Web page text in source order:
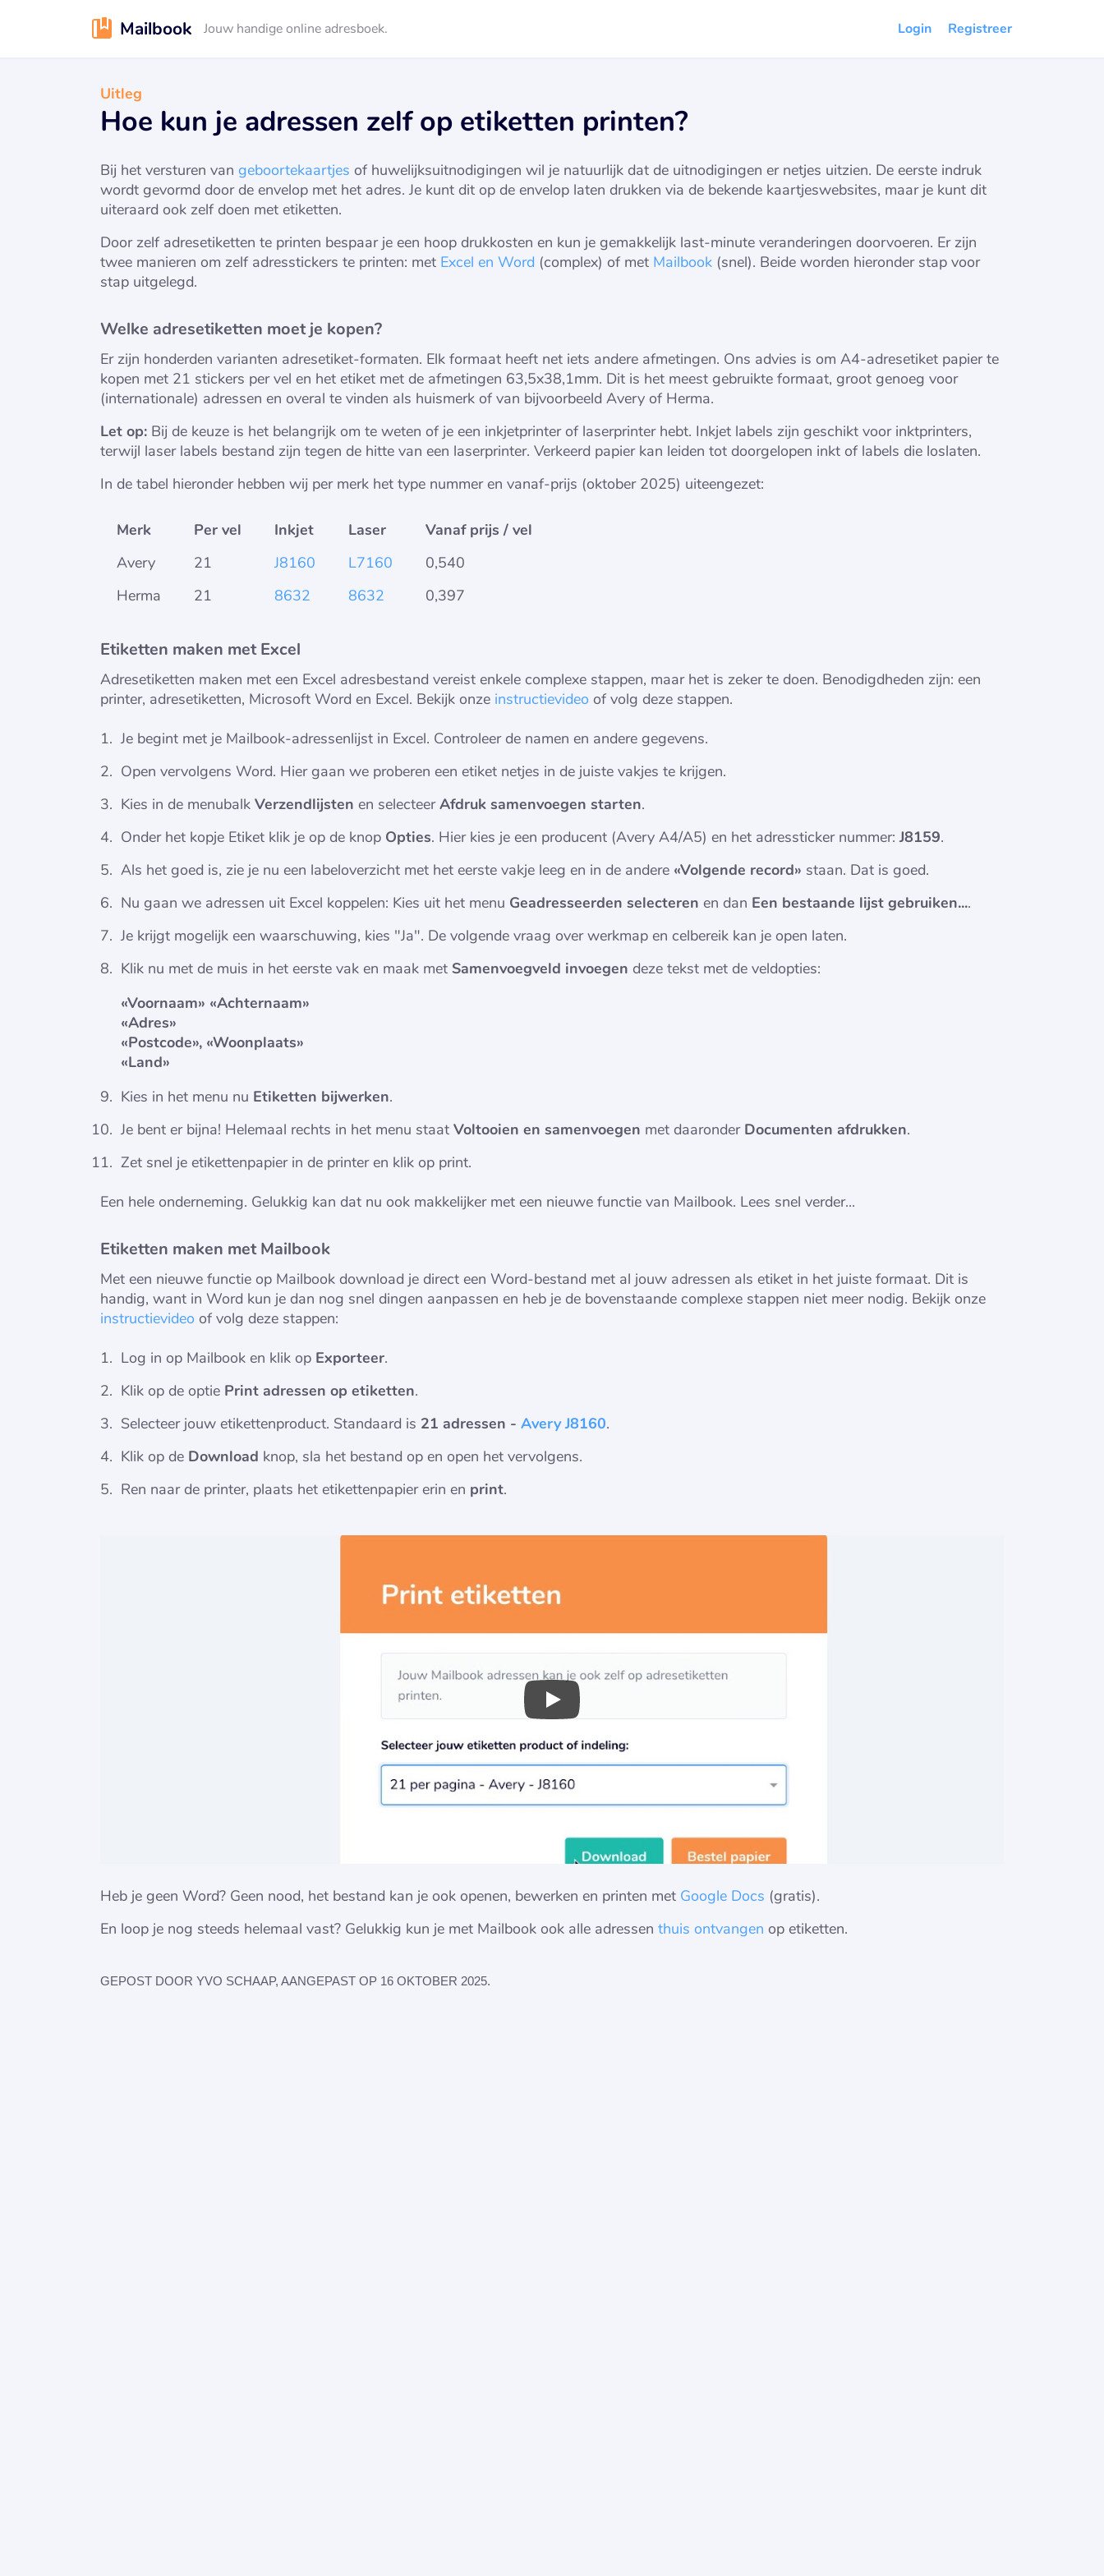
Mailbook Jouw handige online adresboek. Login Registreer
Uitleg
Hoe kun je adressen zelf op etiketten printen?
Bij het versturen van geboortekaartjes of huwelijksuitnodigingen wil je natuurlijk dat de uitnodigingen er netjes uitzien. De eerste indruk
wordt gevormd door de envelop met het adres. Je kunt dit op de envelop laten drukken via de bekende kaartjeswebsites, maar je kunt dit
uiteraard ook zelf doen met etiketten.
Door zelf adresetiketten te printen bespaar je een hoop drukkosten en kun je gemakkelijk last-minute veranderingen doorvoeren. Er zijn
twee manieren om zelf adresstickers te printen: met Excel en Word (complex) of met Mailbook (snel). Beide worden hieronder stap voor
stap uitgelegd.
Welke adresetiketten moet je kopen?
Er zijn honderden varianten adresetiket-formaten. Elk formaat heeft net iets andere afmetingen. Ons advies is om A4-adresetiket papier te
kopen met 21 stickers per vel en het etiket met de afmetingen 63,5x38,1mm. Dit is het meest gebruikte formaat, groot genoeg voor
(internationale) adressen en overal te vinden als huismerk of van bijvoorbeeld Avery of Herma.
Let op: Bij de keuze is het belangrijk om te weten of je een inkjetprinter of laserprinter hebt. Inkjet labels zijn geschikt voor inktprinters,
terwijl laser labels bestand zijn tegen de hitte van een laserprinter. Verkeerd papier kan leiden tot doorgelopen inkt of labels die loslaten.
In de tabel hieronder hebben wij per merk het type nummer en vanaf-prijs (oktober 2025) uiteengezet:
Merk Per vel Inkjet Laser
Vanaf prijs / vel
Avery
21 J8160 L7160
0,540
Herma
21 8632 8632 0,397
Etiketten maken met Excel
Adresetiketten maken met een Excel adresbestand vereist enkele complexe stappen, maar het is zeker te doen. Benodigdheden zijn: een
printer, adresetiketten, Microsoft Word en Excel. Bekijk onze instructievideo of volg deze stappen.
Je begint met je Mailbook-adressenlijst in Excel. Controleer de namen en andere gegevens.
Open vervolgens Word. Hier gaan we proberen een etiket netjes in de juiste vakjes te krijgen.
Kies in de menubalk Verzendlijsten en selecteerAfdruk samenvoegen starten.
Onder het kopje Etiket klik je op de knop Opties. Hier kies je een producent (Avery A4/A5) en het adressticker nummer: J8159.
Als het goed is, zie je nu een labeloverzicht met het eerste vakje leeg en in de andere «Volgende record» staan. Dat is goed.
Nu gaan we adressen uit Excel koppelen: Kies uit het menu Geadresseerden selecteren en dan Een bestaande lijst gebruiken....
Je krijgt mogelijk een waarschuwing, kies "Ja". De volgende vraag over werkmap en celbereik kan je open laten.
Klik nu met de muis in het eerste vak en maak met Samenvoegveld invoegen deze tekst met de veldopties:
«Voornaam» «Achternaam»
«Adres»
«Postcode», «Woonplaats»
«Land»
Kies in het menu nu Etiketten bijwerken.
Je bent er bijna! Helemaal rechts in het menu staat Voltooien en samenvoegen met daaronder Documenten afdrukken.
Zet snel je etikettenpapier in de printer en klik op print.
Een hele onderneming. Gelukkig kan dat nu ook makkelijker met een nieuwe functie van Mailbook. Lees snel verder...
Etiketten maken met Mailbook
Met een nieuwe functie op Mailbook download je direct een Word-bestand met al jouw adressen als etiket in het juiste formaat. Dit is
handig, want in Word kun je dan nog snel dingen aanpassen en heb je de bovenstaande complexe stappen niet meer nodig. Bekijk onze
instructievideo of volg deze stappen:
Log in op Mailbook en klik op Exporteer.
Klik op de optie Print adressen op etiketten.
Selecteer jouw etikettenproduct. Standaard is 21 adressen - Avery J8160.
Klik op de Download knop, sla het bestand op en open het vervolgens.
Ren naar de printer, plaats het etikettenpapier erin en print.
Heb je geen Word? Geen nood, het bestand kan je ook openen, bewerken en printen met Google Docs (gratis).
En loop je nog steeds helemaal vast? Gelukkig kun je met Mailbook ook alle adressen thuis ontvangen op etiketten.
GEPOST DOOR YVO SCHAAP, AANGEPAST OP 16 OKTOBER 2025.